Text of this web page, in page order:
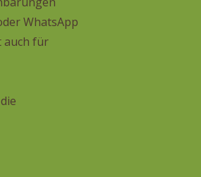
WhatsApp
auch für